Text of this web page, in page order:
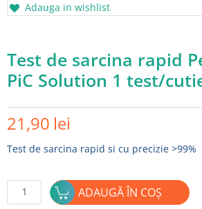
Adauga in wishlist
Test de sarcina rapid
PiC Solution 1 test/
21,90 lei
Test de sarcina rapid si cu precizie >99%
Cantitate
Test
ADAUGĂ ÎN COȘ